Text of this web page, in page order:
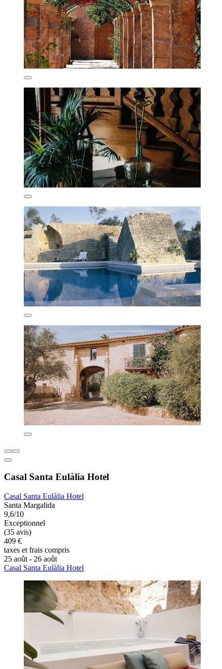
Casal Santa Eulàlia Hotel
Casal Santa Eulàlia Hotel
Santa Margalida
9,6/10
Exceptionnel
(35 avis)
409 €
taxes et frais compris
25 août - 26 août
Casal Santa Eulàlia Hotel